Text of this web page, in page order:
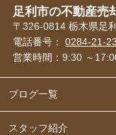
足利市の不動産売
〒326-0814 栃木県足
電話番号： 0284-21-
営業時間：9:30 ～
ブログ一覧
スタッフ紹介